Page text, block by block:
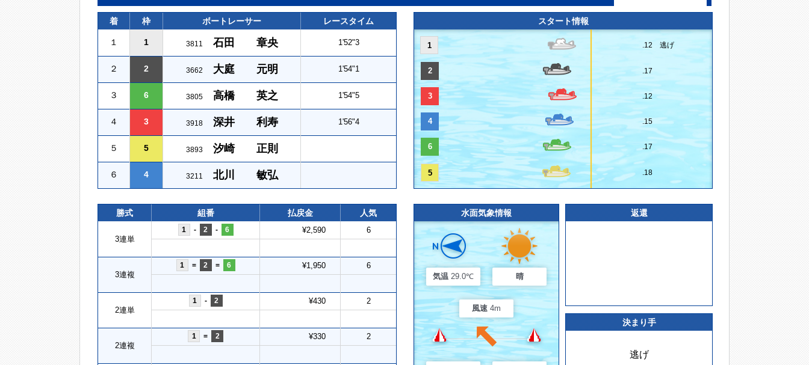
着 枠 ボートレーサー レースタイム
１ 1 3811 石田 章央 1'52"3
２ 2 3662 大庭 元明 1'54"1
３ 6 3805 高橋 英之 1'54"5
４ 3 3918 深井 利寿 1'56"4
５ 5 3893 汐崎 正則
６ 4 3211 北川 敏弘
スタート情報
1 .12 逃げ
2 .17
3 .12
4 .15
6 .17
5 .18
勝式 組番 払戻金 人気
3連単
1 - 2 - 6 ¥2,590 6
3連複
1 = 2 = 6 ¥1,950 6
2連単
1 - 2 ¥430 2
2連複
1 = 2 ¥330 2
水面気象情報
気温 29.0℃ 晴
風速 4m
返還
決まり手
逃げ